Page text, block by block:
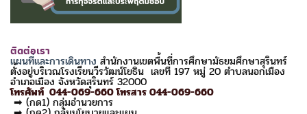
ติดต่อเรา
แผนที่และการเดินทางสำนักงานเขตพื้นที่การศึกษามัธยมศึกษาสุรินทร์
ตั้งอยู่บริเวณโรงเรียนวีรวัฒน์โยธิน เลขที่ 197 หมู่ 20 ตำบลนอกเมือง
อำเภอเมือง จังหวัดสุรินทร์ 32000
โทรศัพท์ 044-069-660 โทรสาร 044-069-660
➡ (กด1) กลุ่มอำนวยการ